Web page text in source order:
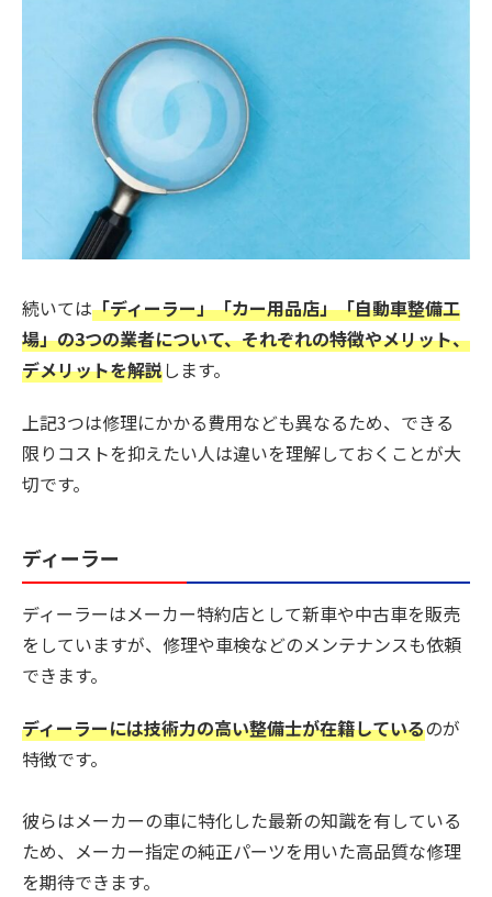
続いては「ディーラー」「カー用品店」「自動車整備工
場」の3つの業者について、それぞれの特徴やメリット、
デメリットを解説します。
上記3つは修理にかかる費用なども異なるため、できる
限りコストを抑えたい人は違いを理解しておくことが大
切です。
ディーラー
ディーラーはメーカー特約店として新車や中古車を販売
をしていますが、修理や車検などのメンテナンスも依頼
できます。
ディーラーには技術力の高い整備士が在籍しているのが
特徴です。
彼らはメーカーの車に特化した最新の知識を有している
ため、メーカー指定の純正パーツを用いた高品質な修理
を期待できます。